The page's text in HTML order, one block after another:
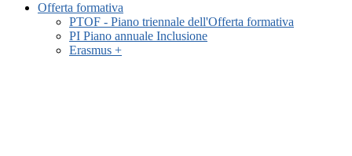
Offerta formativa
PTOF - Piano triennale dell'Offerta formativa
PI Piano annuale Inclusione
Erasmus +